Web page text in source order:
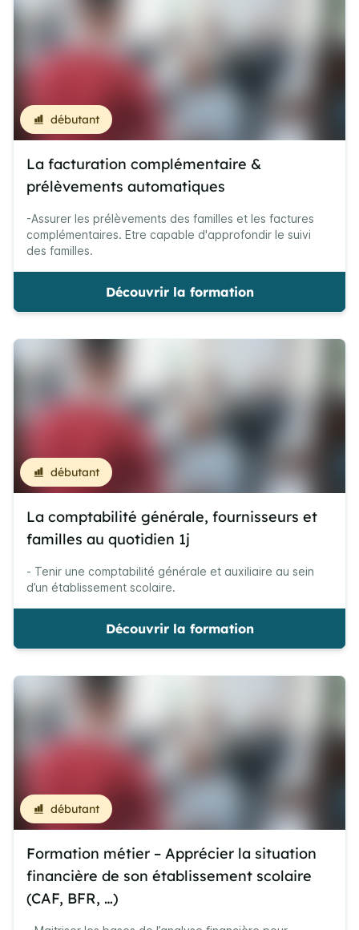
débutant
La facturation complémentaire &
prélèvements automatiques
-Assurer les prélèvements des familles et les factures
complémentaires. Etre capable d'approfondir le suivi
des familles.
Découvrir la formation
débutant
La comptabilité générale, fournisseurs et
familles au quotidien 1j
- Tenir une comptabilité générale et auxiliaire au sein
d’un établissement scolaire.
Découvrir la formation
débutant
Formation métier – Apprécier la situation
financière de son établissement scolaire
(CAF, BFR, …)